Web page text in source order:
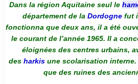
Dans la région Aquitaine seul le
département de la Dordogne fut
fonctionna que deux ans, il a été
le courant de l’année 1965. Il a
éloignées des centres urbains,
des harkis une scolarisation
que des ruines des